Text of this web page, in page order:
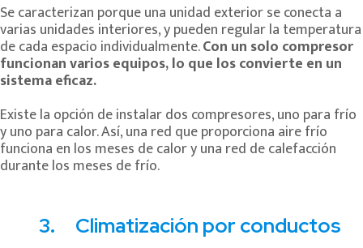
Se caracterizan porque una unidad exterior se conecta a
varias unidades interiores, y pueden regular la temperatura
de cada espacio individualmente.Con un solo compresor
funcionan varios equipos, lo que los convierte en un
sistema eficaz.
Existe la opción de instalar dos compresores, uno para frío
y uno para calor. Así, una red que proporciona aire frío
funciona en los meses de calor y una red de calefacción
durante los meses de frío.
3. Climatización por conductos